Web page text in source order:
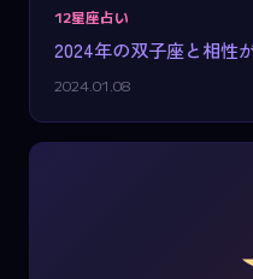
12星座占い
2024年の双子座と相性
2024.01.08